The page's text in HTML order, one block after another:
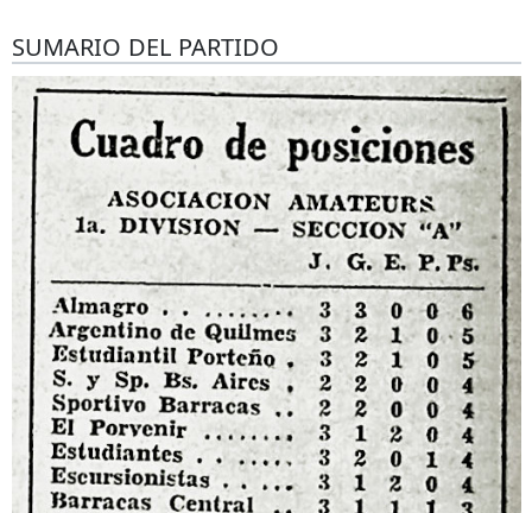
SUMARIO DEL PARTIDO